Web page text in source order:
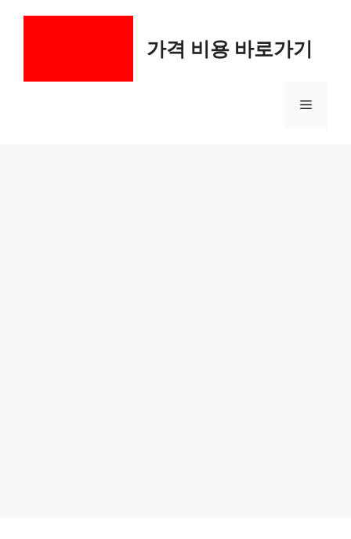
가격 비용 바로가기
메